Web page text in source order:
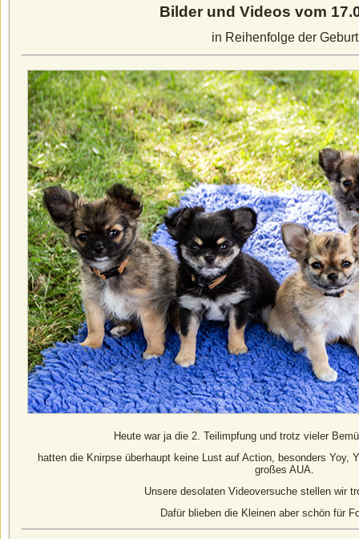
Bilder und Videos vom
in Reihenfolge der Geburt
Heute war ja die 2. Teilimpfung und trotz vieler
hatten die Knirpse überhaupt keine Lust auf Action, besonders Yoy,
großes AUA.
Unsere desolaten Videoversuche stellen wir
Dafür blieben die Kleinen aber schön für